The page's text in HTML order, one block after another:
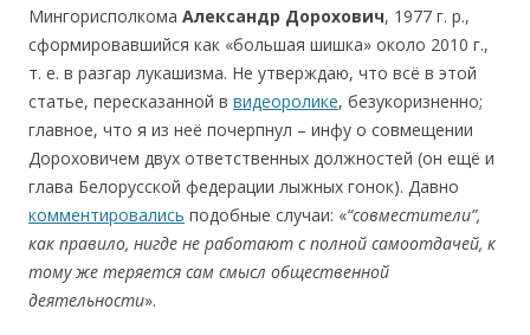
Мингорисполкома Александр Дорохович, 1977 г. р.,
сформировавшийся как «большая шишка» около 2010 г.,
т. е. в разгар лукашизма. Не утверждаю, что всё в этой
статье, пересказанной в видеоролике, безукоризненно;
главное, что я из неё почерпнул – инфу о совмещении
Дороховичем двух ответственных должностей (он ещё и
глава Белорусской федерации лыжных гонок). Давно
комментировались подобные случаи: «“совместители”,
как правило, нигде не работают сполной самоотдачей, к
томуже теряется сам смысл общественной
деятельности».